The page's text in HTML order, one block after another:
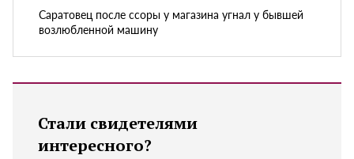
Саратовец после ссоры у магазина угнал у бывшей
возлюбленной машину
Стали свидетелями
интересного?